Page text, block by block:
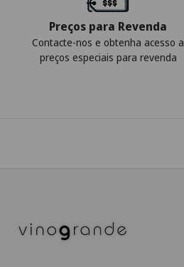
Preços para Revenda
Contacte-nos e obtenha acesso a
preços especiais para revenda